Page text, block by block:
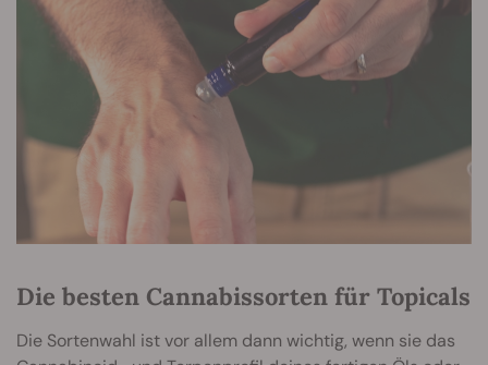
Die besten Cannabissorten für Topicals
Die Sortenwahl ist vor allem dann wichtig, wenn sie das